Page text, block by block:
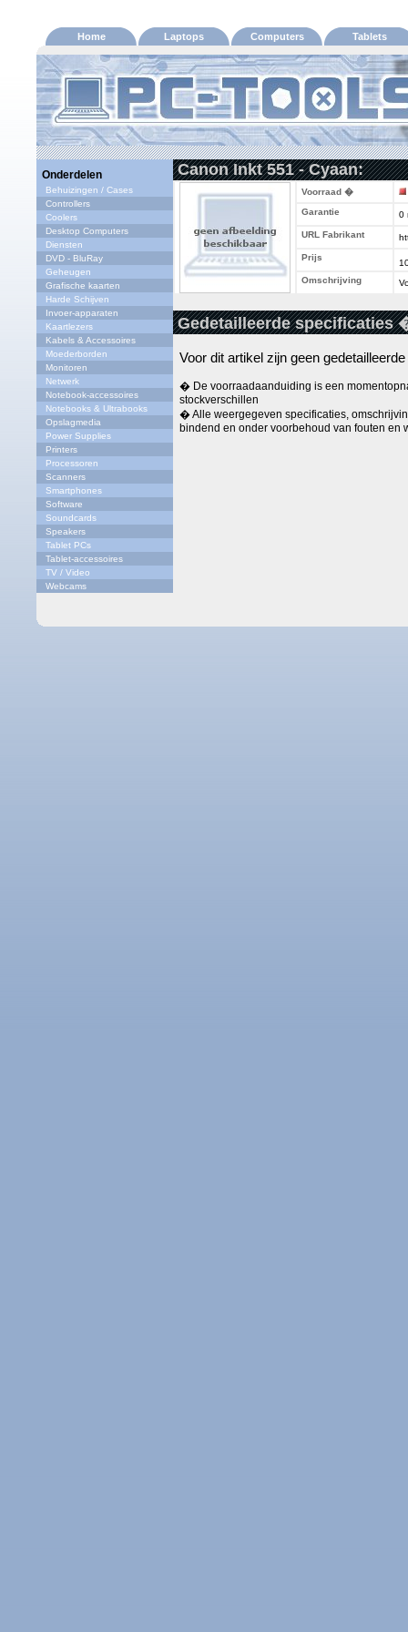
Home Laptops Computers Tablets
Onderdelen
Behuizingen / Cases
Controllers
Coolers
Desktop Computers
Diensten
DVD - BluRay
Geheugen
Grafische kaarten
Harde Schijven
Invoer-apparaten
Kaartlezers
Kabels & Accessoires
Moederborden
Monitoren
Netwerk
Notebook-accessoires
Notebooks & Ultrabooks
Opslagmedia
Power Supplies
Printers
Processoren
Scanners
Smartphones
Software
Soundcards
Speakers
Tablet PCs
Tablet-accessoires
TV / Video
Webcams
Canon Inkt 551 - Cyaan:
Voorraad �
Garantie
0
URL Fabrikant
Prijs
Omschrijving
Gedetailleerde specificaties
Voor dit artikel zijn geen
� De voorraadaanduiding is een
stockverschillen
� Alle weergegeven specificaties,
bindend en onder voorbehoud van fouten en